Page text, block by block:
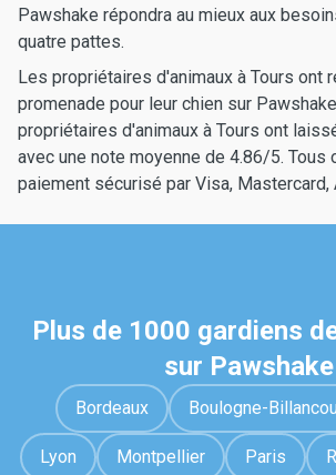
Pawshake répondra au mieux aux
quatre pattes.
Les propriétaires d'animaux à Tours ont
promenade pour leur chien sur
propriétaires d'animaux à Tours ont
avec une note moyenne de 4.86/5. Tous
paiement sécurisé par Visa, Mastercard,
Plus de 1000 gardiens
sur Pawshake
Bordeaux Boulogne-
Lyon Montpellier Paris